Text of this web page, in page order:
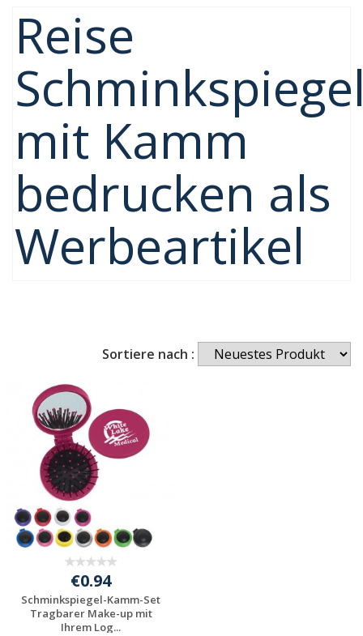
Reise
mit Kamm
bedrucken als
Werbeartikel
Sortiere nach :
€0.94
Schminkspiegel-Kamm-Set
Tragbarer Make-up mit
Ihrem Log...